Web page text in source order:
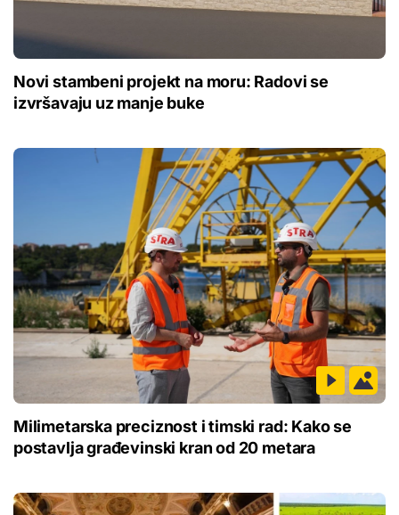
Novi stambeni projekt na moru: Radovi se
izvršavaju uz manje buke
Milimetarska preciznost i timski rad: Kako se
postavlja građevinski kran od 20 metara